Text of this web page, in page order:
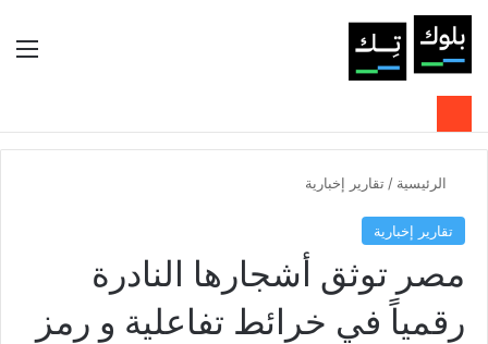
بحثالوضع
الرئيسية / تقارير إخبارية
تقارير إخبارية
مصر توثق أشجارها النادرة
رقمياً في خرائط تفاعلية و رمز